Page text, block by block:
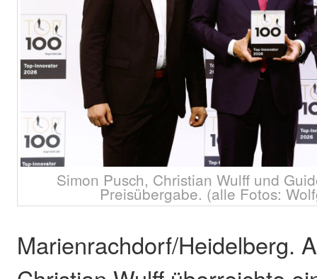
Simon Pusch, Christian Wulff und
Preisübergabe. (alle Fotos:
Marienrachdorf/Heidelberg.